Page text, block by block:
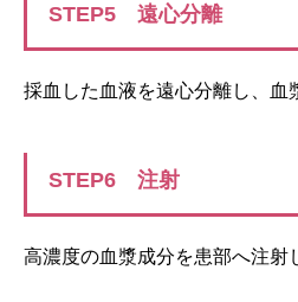
STEP5 遠心分離
採血した血液を遠心分離し、血
STEP6 注射
高濃度の血漿成分を患部へ注射